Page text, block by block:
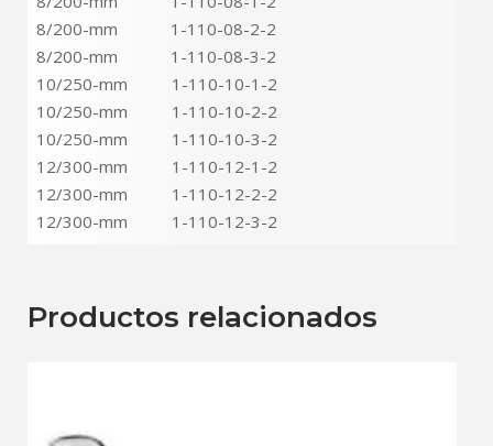
8/200-mm 1-110-08-2-2
8/200-mm 1-110-08-3-2
10/250-mm 1-110-10-1-2
10/250-mm 1-110-10-2-2
10/250-mm 1-110-10-3-2
12/300-mm 1-110-12-1-2
12/300-mm 1-110-12-2-2
12/300-mm 1-110-12-3-2
Productos relacionados